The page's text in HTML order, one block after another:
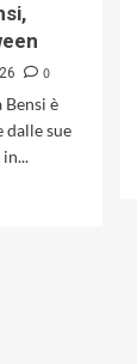
0
è
dalle sue